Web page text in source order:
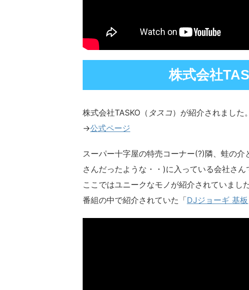
株式会社
株式会社TASKO（ タスコ）が紹介されました。
→公式ページ
スーパー十字屋の特売コーナー(?)隣、蛙の
さんだったような・・)に入っている会社さん
ここではユニークなモノが紹介されていました
番組の中で紹介されていた「DJジョーギ 基板